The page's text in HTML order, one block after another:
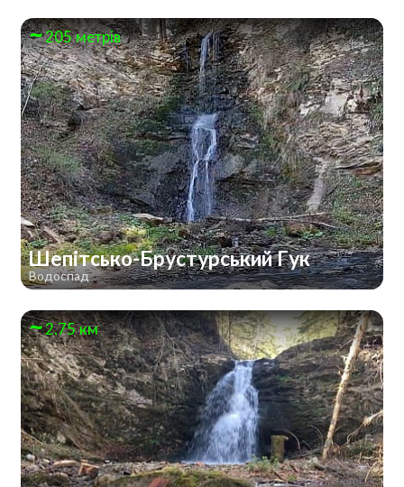
205 метрів
Шепітсько-Брустурський Гук
Водоспад
2.75 км